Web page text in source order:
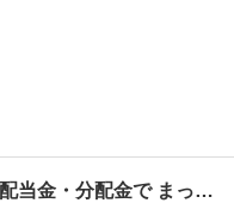
たつやの株主優待＆配当金・分配金で まったりライフ！